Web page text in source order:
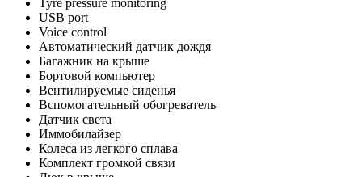
USB port
Voice control
Автоматический датчик дождя
Багажник на крыше
Бортовой компьютер
Вентилируемые сиденья
Вспомогательный обогреватель
Датчик света
Иммобилайзер
Колеса из легкого сплава
Комплект громкой связи